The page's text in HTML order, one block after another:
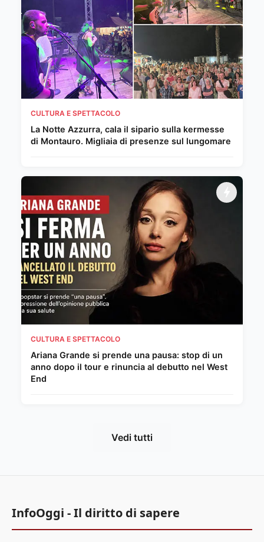
CULTURA E SPETTACOLO
La Notte Azzurra, cala il sipario sulla kermesse
di Montauro. Migliaia di presenze sul lungomare
CULTURA E SPETTACOLO
Ariana Grande si prende una pausa: stop di un
anno dopo il tour e rinuncia al debutto nel West
End
Vedi tutti
InfoOggi - Il diritto di sapere